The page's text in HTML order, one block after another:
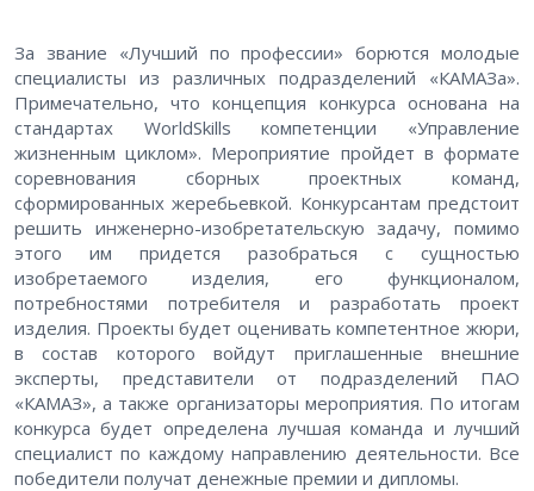
За звание «Лучший по профессии» борются молодые
специалисты из различных подразделений «КАМАЗа».
Примечательно, что концепция конкурса основана на
стандартах WorldSkills компетенции «Управление
жизненным циклом». Мероприятие пройдет в формате
соревнования сборных проектных команд,
сформированных жеребьевкой. Конкурсантам предстоит
решить инженерно-изобретательскую задачу, помимо
этого им придется разобраться с сущностью
изобретаемого изделия, его функционалом,
потребностями потребителя и разработать проект
изделия. Проекты будет оценивать компетентное жюри,
в состав которого войдут приглашенные внешние
эксперты, представители от подразделений ПАО
«КАМАЗ», а также организаторы мероприятия. По итогам
конкурса будет определена лучшая команда и лучший
специалист по каждому направлению деятельности. Все
победители получат денежные премии и дипломы.